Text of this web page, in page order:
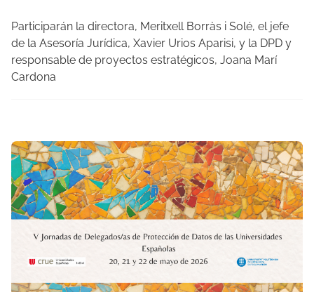
Participarán la directora, Meritxell Borràs i Solé, el jefe
de la Asesoría Jurídica, Xavier Urios Aparisi, y la DPD y
responsable de proyectos estratégicos, Joana Marí
Cardona